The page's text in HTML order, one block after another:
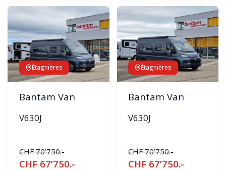
Étagnières
Bantam Van
V630J
CHF 70’750.-
CHF 67’750.-
Étagnières
Bantam Van
V630J
CHF 70’750.-
CHF 67’750.-